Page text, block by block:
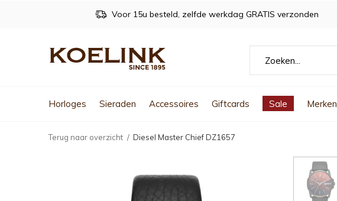
Horloges Sieraden Accessoires Giftcards Sale Merken
Voor 15u besteld, zelfde werkdag GRATIS verzonden
Terug naar overzicht Diesel Master Chief DZ1657